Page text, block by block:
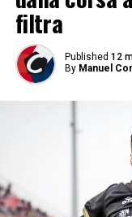
filtra
Published 12
By Manuel